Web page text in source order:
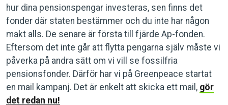
hur dina pensionspengar investeras, sen finns det
fonder där staten bestämmer och du inte har någon
makt alls. De senare är första till fjärde Ap-fonden.
Eftersom det inte går att flytta pengarna själv måste vi
påverka på andra sätt om vi vill se fossilfria
pensionsfonder. Därför har vi på Greenpeace startat
en mail kampanj. Det är enkelt att skicka ett mail, gör
det redan nu!